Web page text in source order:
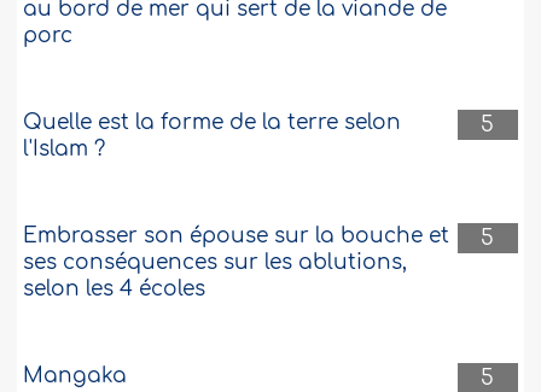
au bord de mer qui sert de la viande de
porc
5
Quelle est la forme de la terre selon
l'Islam ?
5
Embrasser son épouse sur la bouche et
ses conséquences sur les ablutions,
selon les 4 écoles
5
Mangaka